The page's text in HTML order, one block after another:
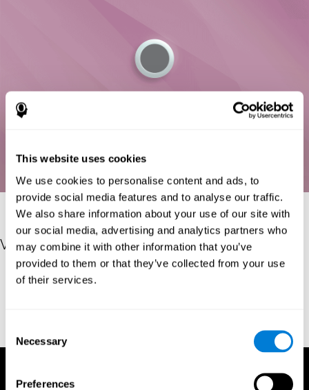
This website uses cookies
We use cookies to personalise content and ads, to
provide social media features and to analyse our traffic.
We also share information about your use of our site with
our social media, advertising and analytics partners who
may combine it with other information that you’ve
provided to them or that they’ve collected from your use
of their services.
Selection
Necessary
Preferences
Verweise
Deary, I. J., Liewald, D., & Nissan, J. (2010). A free, easy-to-use,